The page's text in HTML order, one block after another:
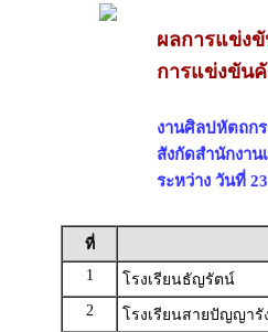
ผลการแข่ง
การแข่งขัน
งานศิลปหัตถก
สังกัดสำนักงา
ระหว่าง วันที่
ที่
1
โรงเรียนธัญรัตน์
2
โรงเรียนสายปัญญารั